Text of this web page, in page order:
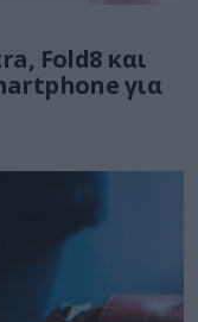
Fold8 και
για